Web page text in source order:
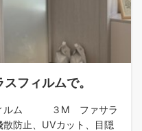
フィルムで。
ィルム ３M ファサラ
止、UVカット、目隠